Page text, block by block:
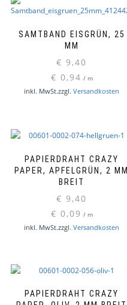
SAMTBAND EISGRÜN, 25
MM
€ 9,40
€ 0,94 / m
inkl. MwSt.zzgl. Versandkosten
PAPIERDRAHT CRAZY
PAPER, APFELGRÜN, 2 MM
BREIT
€ 9,40
€ 0,09 / m
inkl. MwSt.zzgl. Versandkosten
PAPIERDRAHT CRAZY